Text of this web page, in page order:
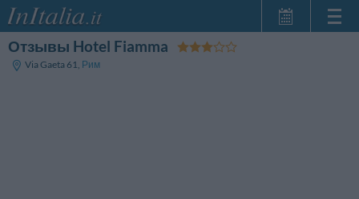
Отзывы Hotel Fiamma
Via Gaeta 61, Рим